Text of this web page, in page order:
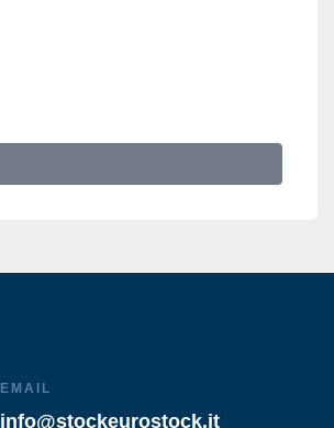
EMAIL
info@stockeurostock.it